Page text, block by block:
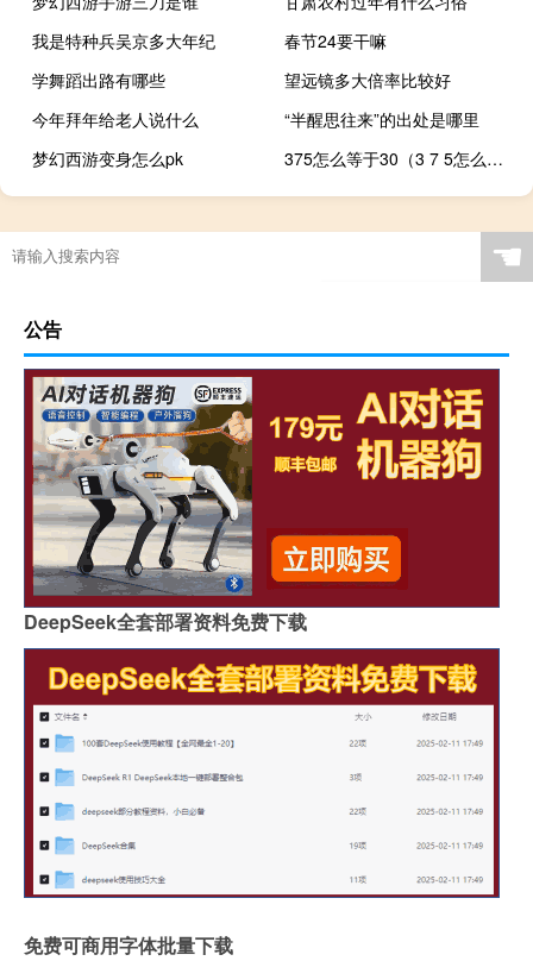
我是特种兵吴京多大年纪
春节24要干嘛
学舞蹈出路有哪些
望远镜多大倍率比较好
今年拜年给老人说什么
“半醒思往来”的出处是哪里
梦幻西游变身怎么pk
375怎么等于30（3 7 5怎么等于3）
☚
公告
DeepSeek全套部署资料免费下载
免费可商用字体批量下载